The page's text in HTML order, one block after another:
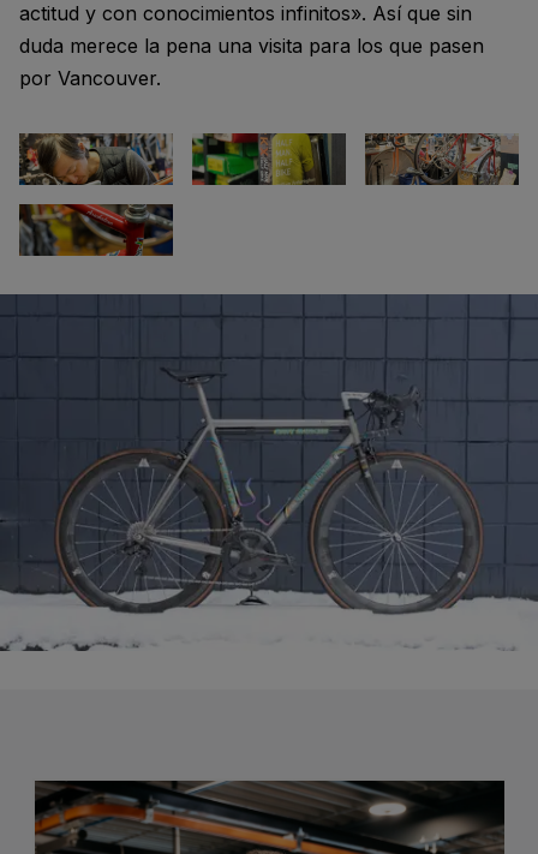
actitud y con conocimientos infinitos». Así que sin
duda merece la pena una visita para los que pasen
por Vancouver.